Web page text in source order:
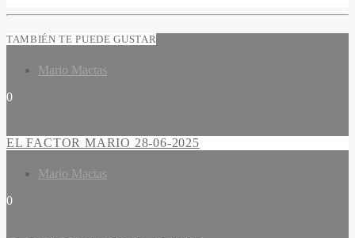
TAMBIÉN TE PUEDE GUSTAR
Mario Mactas
0
EL FACTOR MARIO 28-06-2025
Mario Mactas
0